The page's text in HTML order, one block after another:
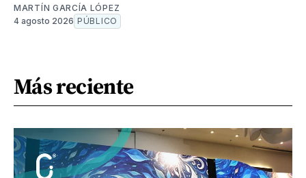
MARTÍN GARCÍA LÓPEZ
4 agosto 2026 PÚBLICO
Más reciente